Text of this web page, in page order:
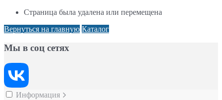
Страница была удалена или перемещена
Вернуться на главную Каталог
Мы в соц сетях
Информация